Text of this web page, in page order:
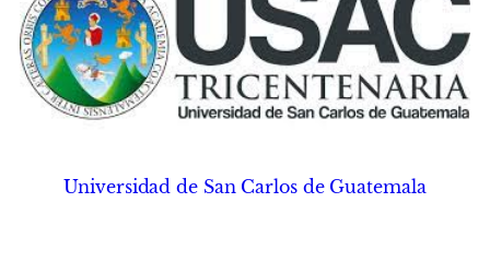
Universidad de San Carlos de Guatemala